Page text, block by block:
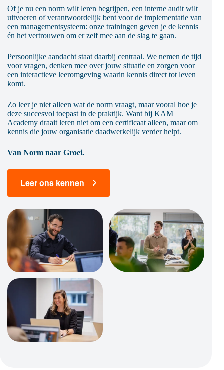
Of je nu een norm wilt leren begrijpen, een interne audit wilt
uitvoeren of verantwoordelijk bent voor de implementatie van
een managementsysteem: onze trainingen geven je de kennis
én het vertrouwen om er zelf mee aan de slag te gaan.
Persoonlijke aandacht staat daarbij centraal. We nemen de tijd
voor vragen, denken mee over jouw situatie en zorgen voor
een interactieve leeromgeving waarin kennis direct tot leven
komt.
Zo leer je niet alleen wat de norm vraagt, maar vooral hoe je
deze succesvol toepast in de praktijk. Want bij KAM
Academy draait leren niet om een certificaat alleen, maar om
kennis die jouw organisatie daadwerkelijk verder helpt.
Van Norm naar Groei.
Leer ons kennen